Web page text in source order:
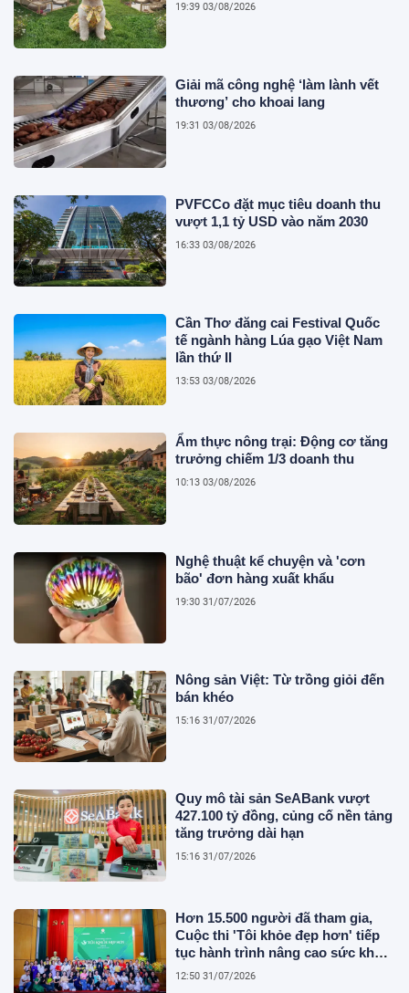
19:39 03/08/2026
Giải mã công nghệ ‘làm lành vết
thương’ cho khoai lang
19:31 03/08/2026
PVFCCo đặt mục tiêu doanh thu
vượt 1,1 tỷ USD vào năm 2030
16:33 03/08/2026
Cần Thơ đăng cai Festival Quốc
tế ngành hàng Lúa gạo Việt Nam
lần thứ II
13:53 03/08/2026
Ẩm thực nông trại: Động cơ tăng
trưởng chiếm 1/3 doanh thu
10:13 03/08/2026
Nghệ thuật kể chuyện và 'cơn
bão' đơn hàng xuất khẩu
19:30 31/07/2026
Nông sản Việt: Từ trồng giỏi đến
bán khéo
15:16 31/07/2026
Quy mô tài sản SeABank vượt
427.100 tỷ đồng, củng cố nền tảng
tăng trưởng dài hạn
15:16 31/07/2026
Hơn 15.500 người đã tham gia,
Cuộc thi 'Tôi khỏe đẹp hơn' tiếp
tục hành trình nâng cao sức khỏe
người Việt
12:50 31/07/2026